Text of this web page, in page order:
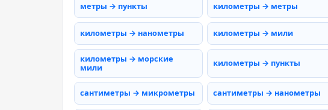
метры → пункты километры → метры
километры → нанометры километры → мили
километры → морские
мили
километры → пункты
сантиметры → микрометры сантиметры → нанометры